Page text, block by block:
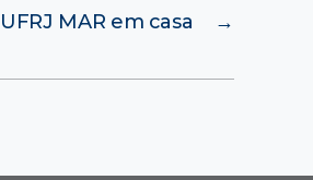
→
UFRJ MAR em casa